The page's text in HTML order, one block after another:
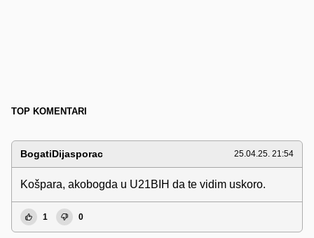
TOP KOMENTARI
BogatiDijasporac 25.04.25. 21:54
Košpara, akobogda u U21BIH da te vidim uskoro.
1 0